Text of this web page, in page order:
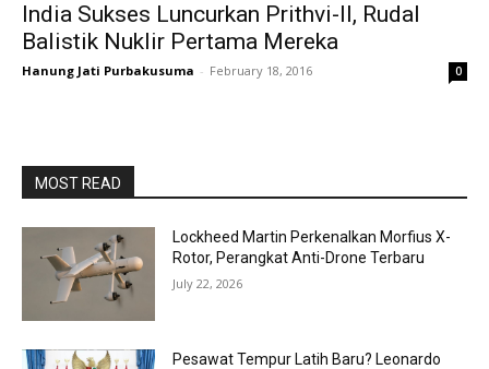
India Sukses Luncurkan Prithvi-II, Rudal
Balistik Nuklir Pertama Mereka
Hanung Jati Purbakusuma - February 18, 2016 0
MOST READ
Lockheed Martin Perkenalkan Morfius X-
Rotor, Perangkat Anti-Drone Terbaru
July 22, 2026
Pesawat Tempur Latih Baru? Leonardo